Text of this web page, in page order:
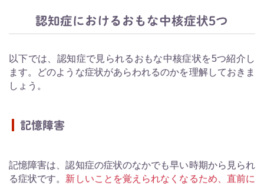
認知症におけるおもな中核症状5つ
以下では、認知症で見られるおもな中核症状を5つ紹介し
ます。どのような症状があらわれるのかを理解しておきま
しょう。
記憶障害
記憶障害は、認知症の症状のなかでも早い時期から見られ
る症状です。 新しいことを覚えられなくなるため、直前に